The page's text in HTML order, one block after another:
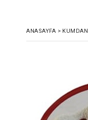
ANASAYFA > KUMDAN